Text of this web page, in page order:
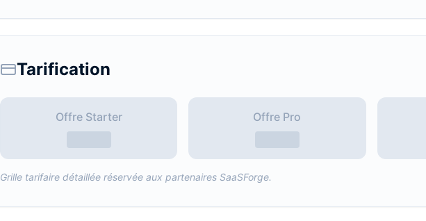
Tarification
Offre Starter Offre Pro
Grille tarifaire détaillée réservée aux partenaires SaaSForge.